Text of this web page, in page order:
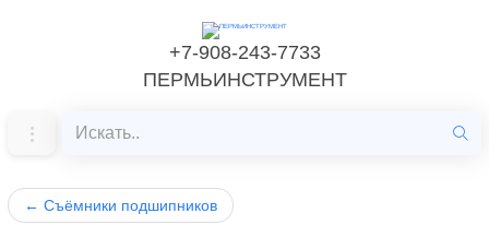
+7-908-243-7733
ПЕРМЬИНСТРУМЕНТ
← Съёмники подшипников